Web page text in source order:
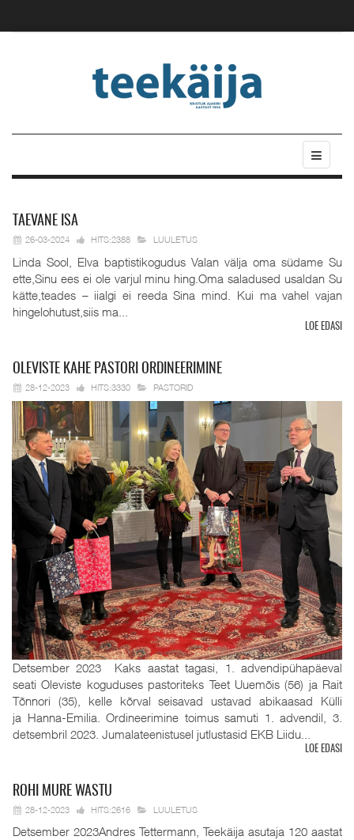
TAEVANE ISA
26-03-2024 HITS:2388 LUULETUS
Linda Sool, Elva baptistikogudus Valan välja oma südame Su
ette,Sinu ees ei ole varjul minu hing.Oma saladused usaldan Su
kätte,teades – iialgi ei reeda Sina mind. Kui ma vahel vajan
hingelohutust,siis ma...
LOE EDASI
OLEVISTE KAHE PASTORI ORDINEERIMINE
28-12-2023 HITS:3330 PASTORID
Detsember 2023 Kaks aastat tagasi, 1. advendipühapäeval
seati Oleviste koguduses pastoriteks Teet Uuemõis (56) ja Rait
Tõnnori (35), kelle kõrval seisavad ustavad abikaasad Külli
ja Hanna-Emilia. Ordineerimine toimus samuti 1. advendil, 3.
detsembril 2023. Jumalateenistusel jutlustasid EKB Liidu...
LOE EDASI
ROHI MURE WASTU
28-12-2023 HITS:2616 LUULETUS
Detsember 2023Andres Tettermann, Teekäija asutaja 120 aastat